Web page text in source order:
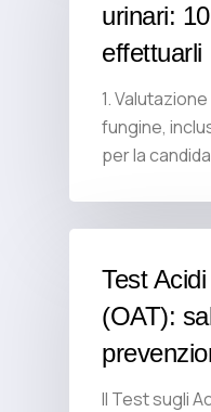
urinari:
effettuarli
1.
fungine,
per la
Test
(OAT):
Il Test sugli